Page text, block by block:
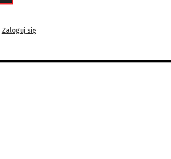
Zaloguj się